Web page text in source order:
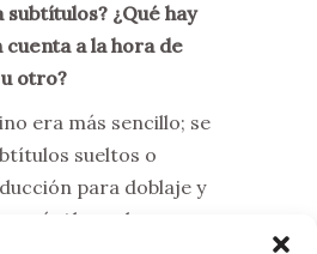
¿Qué hay
a la hora de
otro?
era más sencillo; se
sueltos o
para doblaje y
Ahora, bueno,